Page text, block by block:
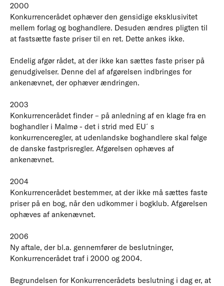
2000
Konkurrencerådet ophæver den gensidige eksklusivitet
mellem forlag og boghandlere. Desuden ændres pligten til
at fastsætte faste priser til en ret. Dette ankes ikke.
Endelig afgør rådet, at der ikke kan sættes faste priser på
genudgivelser. Denne del af afgørelsen indbringes for
ankenævnet, der ophæver ændringen.
2003
Konkurrencerådet finder – på anledning af en klage fra en
boghandler i Malmø - det i strid med EU´s
konkurrenceregler, at udenlandske boghandlere skal følge
de danske fastprisregler. Afgørelsen ophæves af
ankenævnet.
2004
Konkurrencerådet bestemmer, at der ikke må sættes faste
priser på en bog, når den udkommer i bogklub. Afgørelsen
ophæves af ankenævnet.
2006
Ny aftale, der bl.a. gennemfører de beslutninger,
Konkurrencerådet traf i 2000 og 2004.
Begrundelsen for Konkurrencerådets beslutning i dag er, at